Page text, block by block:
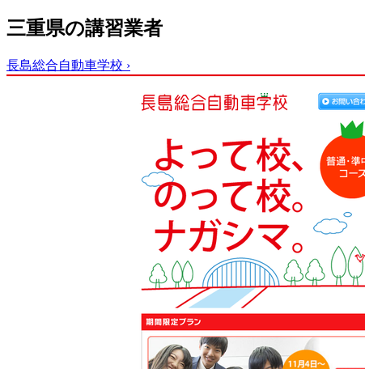
三重県の講習業者
長島総合自動車学校 ›